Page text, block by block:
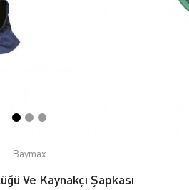
Baymax
Ve Kaynakçı Şapkası